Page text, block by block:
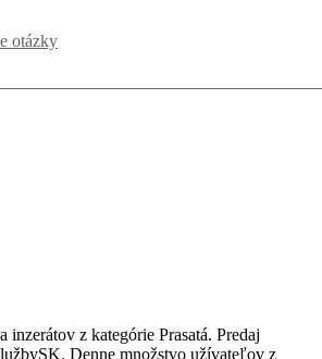
otázky
inzerátov z kategórie Prasatá. Predaj
. Denne množstvo užívateľov z